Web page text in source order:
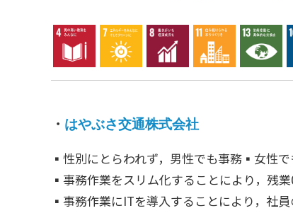
・ はやぶさ交通株式会社
▪性別にとらわれず，男性でも事務▪女性
▪事務作業をスリム化することにより，残
▪事務作業にITを導入することにより，社